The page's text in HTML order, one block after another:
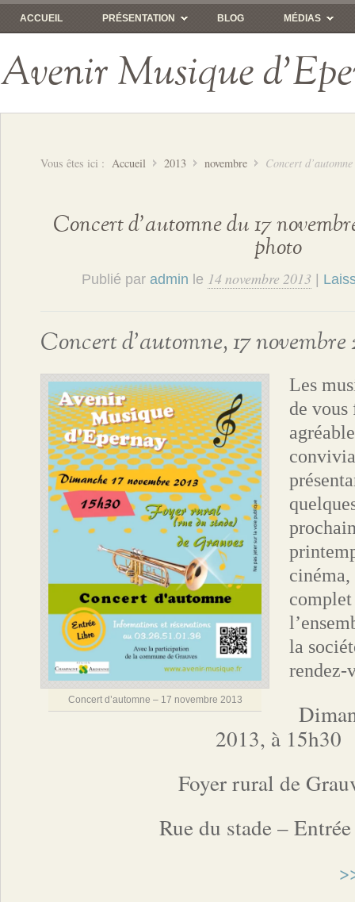
ACCUEIL PRÉSENTATION BLOG MÉDIAS
Avenir Musique
Vous êtes ici : Accueil 2013 novembre Concert
Concert d’automne du 17
photo
Publié par admin le 14 novembre 2013
Concert d’automne, 17 novembre
Concert d’automne – 17 novembre 2013
Les
de vous
cinéma,
la
2013, à 15h30
Foyer rural de
Rue du stade –